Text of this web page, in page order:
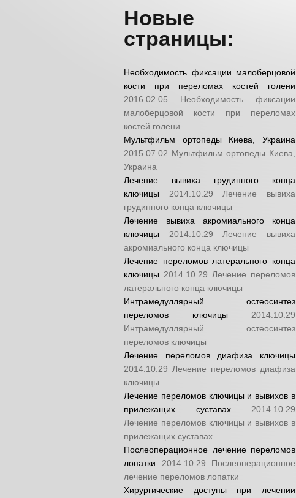
Новые
страницы:
Необходимость фиксации малоберцовой
кости при переломах костей голени
2016.02.05
Необходимость фиксации
малоберцовой кости при переломах
костей голени
Мультфильм ортопеды Киева, Украина
2015.07.02 Мультфильм ортопеды Киева,
Украина
Лечение вывиха грудинного конца
ключицы
2014.10.29
Лечение вывиха
грудинного конца ключицы
Лечение вывиха акромиального конца
ключицы
2014.10.29
Лечение вывиха
акромиального конца ключицы
Лечение переломов латерального конца
ключицы 2014.10.29 Лечение переломов
латерального конца ключицы
Интрамедуллярный остеосинтез
переломов ключицы
2014.10.29
Интрамедуллярный остеосинтез
переломов ключицы
Лечение переломов диафиза ключицы
2014.10.29 Лечение переломов диафиза
ключицы
Лечение переломов ключицы и вывихов в
прилежащих суставах
2014.10.29
Лечение переломов ключицы и вывихов в
прилежащих суставах
Послеоперационное лечение переломов
лопатки
2014.10.29
Послеоперационное
лечение переломов лопатки
Хирургические доступы при лечении